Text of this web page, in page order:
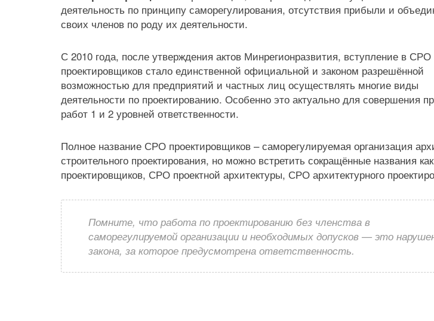
деятельность по принципу саморегулирования, отсутствия прибыли и
своих членов по роду их деятельности.
С 2010 года, после утверждения актов Минрегионразвития, вступление в СРО
проектировщиков стало единственной официальной и законом разрешённой
возможностью для предприятий и частных лиц осуществлять многие виды
деятельности по проектированию. Особенно это актуально для совершения
работ 1 и 2 уровней ответственности.
Полное название СРО проектировщиков – саморегулируемая организация
строительного проектирования, но можно встретить сокращённые названия
проектировщиков, СРО проектной архитектуры, СРО архитектурного
Помните, что работа по проектированию без членства в
саморегулируемой организации и необходимых допусков — это
закона, за которое предусмотрена ответственность.